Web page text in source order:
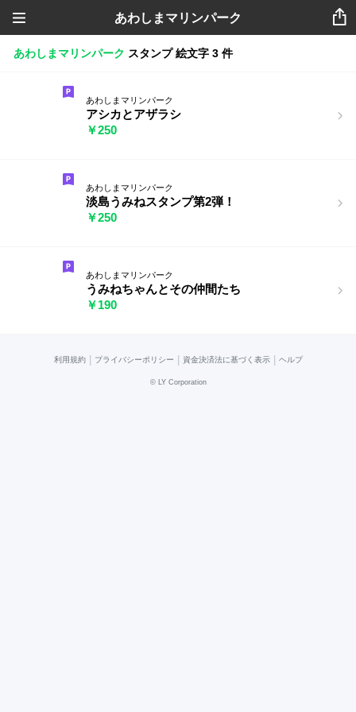
あわしまマリンパーク
あわしまマリンパーク スタンプ 絵文字 3 件
あわしまマリンパーク
アシカとアザラシ
￥250
あわしまマリンパーク
淡島うみねスタンプ第2弾！
￥250
あわしまマリンパーク
うみねちゃんとその仲間たち
￥190
利用規約 プライバシーポリシー 資金決済法に基づく表示 ヘルプ
© LY Corporation